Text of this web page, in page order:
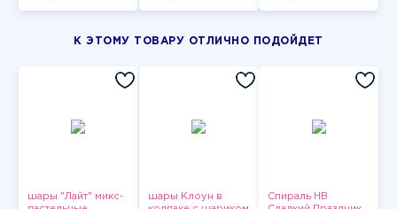
К ЭТОМУ ТОВАРУ ОТЛИЧНО ПОДОЙДЕТ
шары "Лайт" микс-
шары Клоун в
Спираль HB